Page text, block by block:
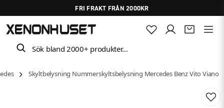
FRI FRAKT FRÅN 2000KR
Sök bland 2000+ produkter…
Skyltbelysning Nummerskyltsbelysning Mercedes Benz Vito Viano